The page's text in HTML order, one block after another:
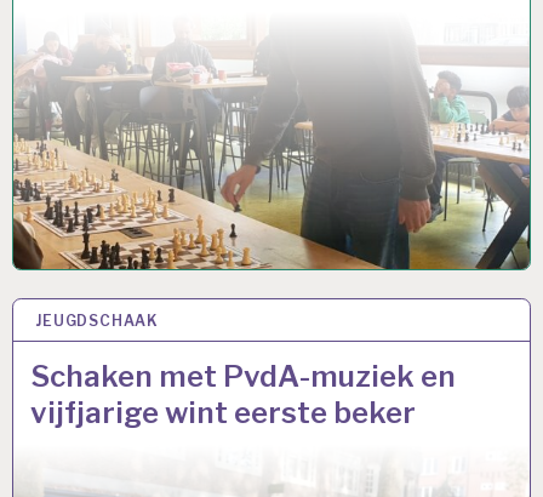
JEUGDSCHAAK
Schaken met PvdA-muziek en
vijfjarige wint eerste beker
11 MEI 2026